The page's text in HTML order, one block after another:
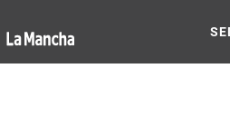
la región de